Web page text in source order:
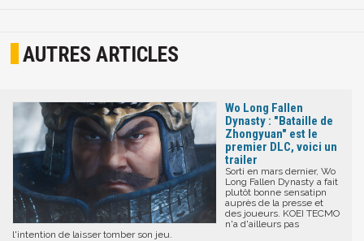
AUTRES ARTICLES
Wo Long Fallen
Dynasty : "Bataille de
Zhongyuan" est le
premier DLC, voici un
trailer
Sorti en mars dernier, Wo
Long Fallen Dynasty a fait
plutôt bonne sensatipn
auprès de la presse et
des joueurs. KOEI TECMO
n'a d'ailleurs pas
l'intention de laisser tomber son jeu.